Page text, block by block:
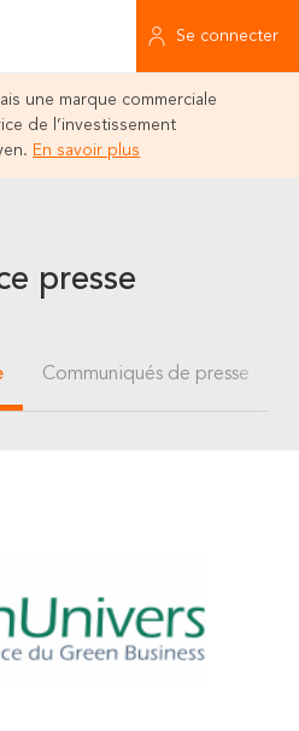
Se connecter
une marque commerciale
de l’investissement
En savoir plus
presse
Communiqués de presse